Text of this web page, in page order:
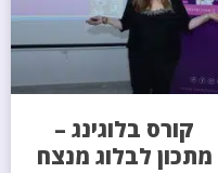
קורס בלוגינג –
מתכון לבלוג מנצח